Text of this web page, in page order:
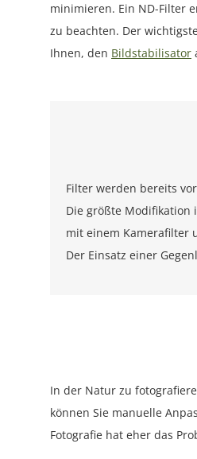
minimieren. Ein ND-Filter
zu beachten. Der
Ihnen, den Bildstabilisator
Filter werden bereits
Die größte Modifikation
mit einem Kamerafilter
Der Einsatz einer
In der Natur zu
können Sie manuelle
Fotografie hat eher das